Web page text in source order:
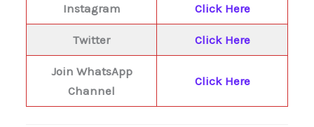
Instagram Click Here
Twitter Click Here
Join WhatsApp
Channel
Click Here